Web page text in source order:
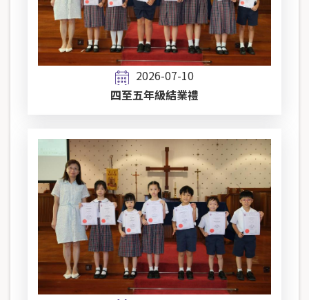
2026-07-10
四至五年級結業禮